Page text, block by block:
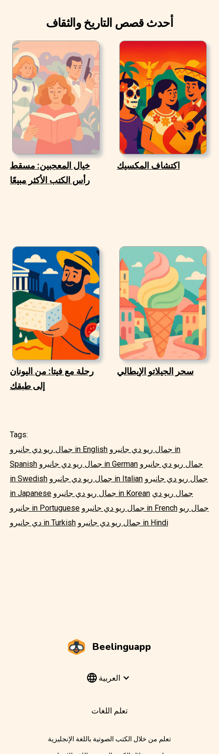
أحدث قصص التاريخ والثقاف
خيال المعجبين: مسقط
رأس الكتب الأكثر مبيعًا
اكتشاف المكسيك
رحلة مع فيتا: من اليونان
إلى طبقك
سحر الجيلاتو الإيطالي
Tags:
جمال ريو دي جانيرو in English جمال ريو دي جانيرو in
Spanish
جمال ريو دي جانيرو in German جمال ريو دي جانيرو
in Swedish
جمال ريو دي جانيرو in Italian جمال ريو دي جانيرو
in Japanese
جمال ريو دي جانيرو in Korean جمال ريو دي
جانيرو in Portuguese
جمال ريو دي جانيرو in French جمال ريو
دي جانيرو in Turkish
جمال ريو دي جانيرو in Hindi
Beelinguapp
العربية
تعلم اللغات
تعلم من خلال الكتب الصوتية باللغة الإنجليزية